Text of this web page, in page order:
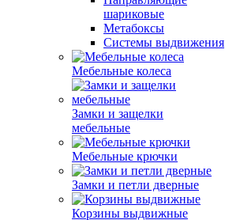
шариковые
Метабоксы
Системы выдвижения
Мебельные колеса
Замки и защелки
мебельные
Мебельные крючки
Замки и петли дверные
Корзины выдвижные